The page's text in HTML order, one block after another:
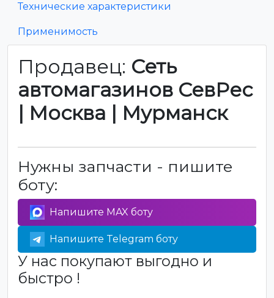
Технические характеристики
Применимость
Продавец: Сеть
автомагазинов СевРес
| Москва | Мурманск
Нужны запчасти - пишите
боту:
Напишите MAX боту
Напишите Telegram боту
У нас покупают выгодно и
быстро !